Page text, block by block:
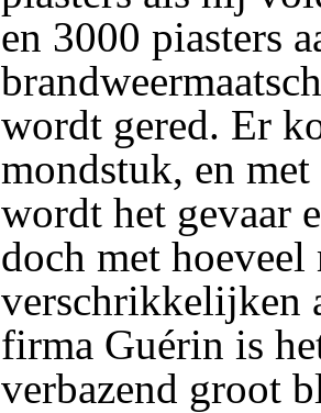
en 3000 piasters
wordt gered. Er
mondstuk, en
wordt het gevaar
doch met
verschrikkelijken
firma Guérin is
verbazend groot